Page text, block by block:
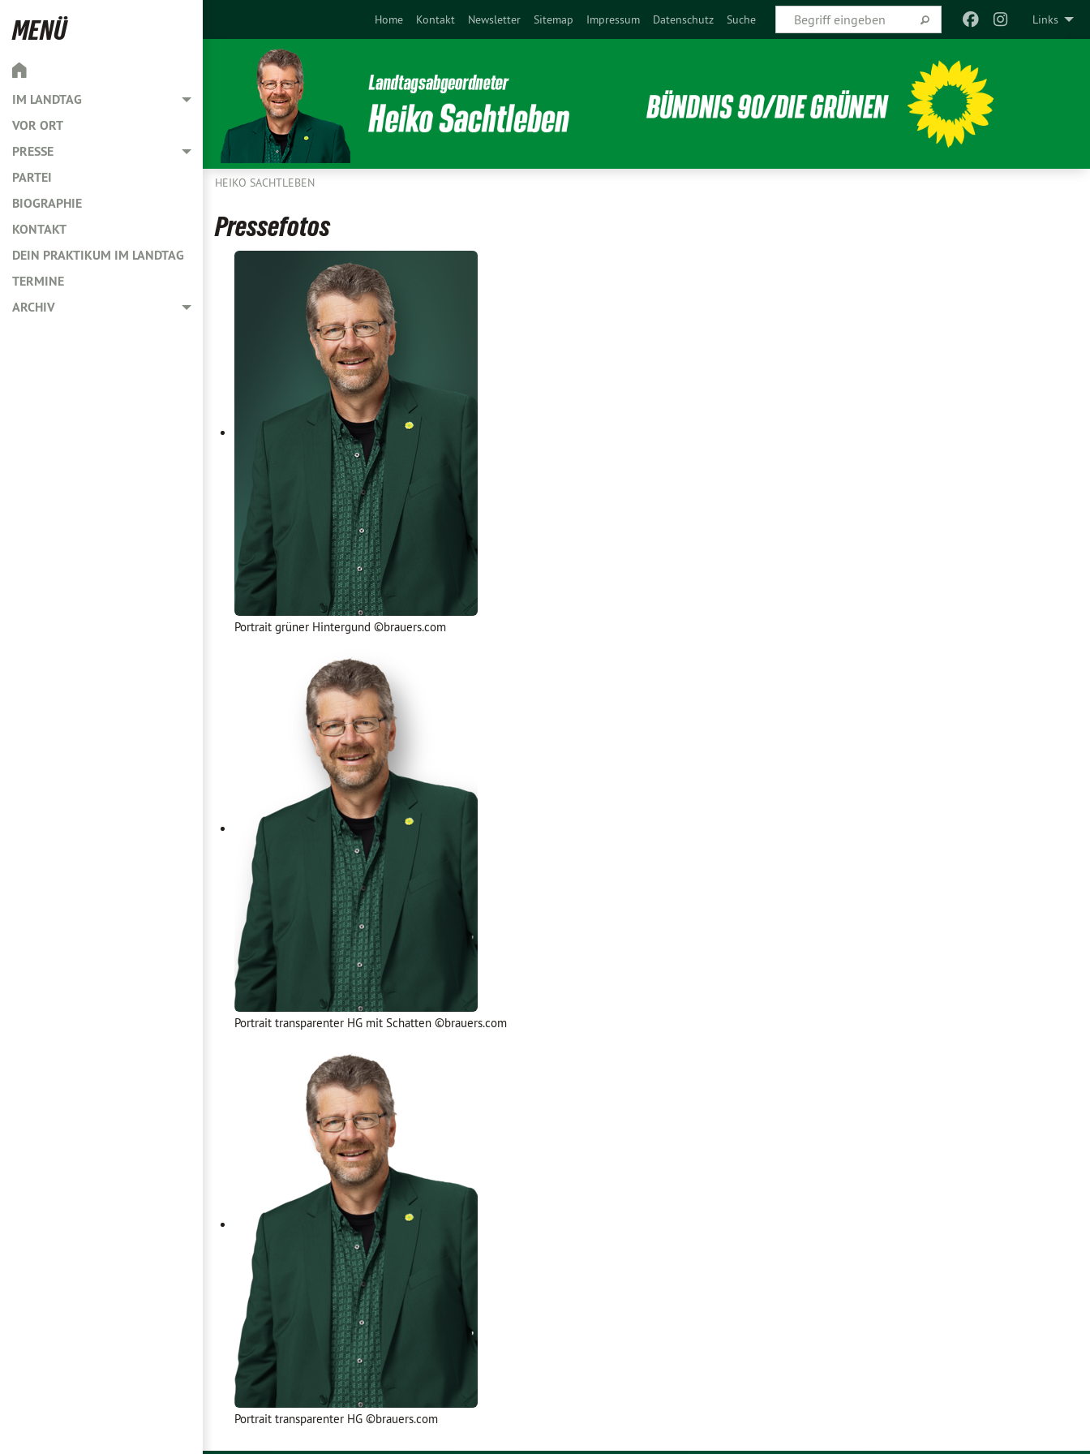
MENÜ
IM LANDTAG Toggle menu
VOR ORT
PRESSE
Toggle menu
PARTEI
BIOGRAPHIE
KONTAKT
DEIN PRAKTIKUM IM LANDTAG
TERMINE
ARCHIV
Toggle menu
Links
Home Kontakt Newsletter Sitemap Impressum Datenschutz Suche
HEIKO SACHTLEBEN
Pressefotos
Portrait grüner Hintergund ©brauers.com
Portrait transparenter HG mit Schatten ©brauers.com
Portrait transparenter HG ©brauers.com